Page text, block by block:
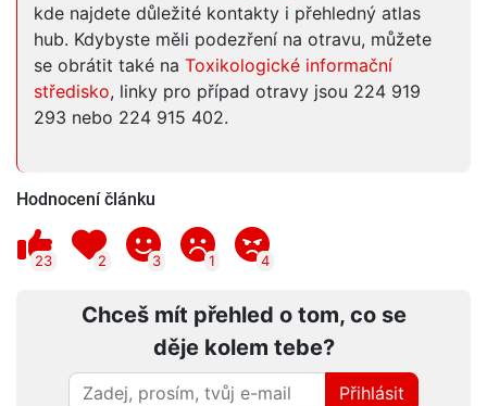
kde najdete důležité kontakty i přehledný atlas
hub. Kdybyste měli podezření na otravu, můžete
se obrátit také na Toxikologické informační
středisko, linky pro případ otravy jsou 224 919
293 nebo 224 915 402.
Hodnocení článku
23 2 3 1 4
Chceš mít přehled o tom, co se
děje kolem tebe?
Přihlásit